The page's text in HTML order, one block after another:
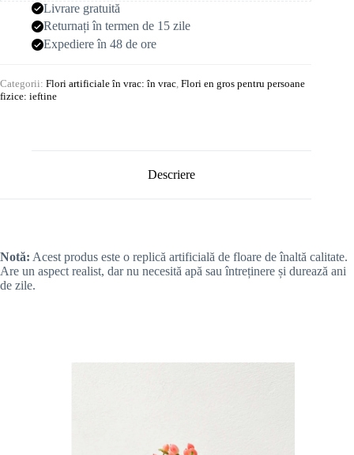
Livrare gratuită
Returnați în termen de 15 zile
Expediere în 48 de ore
Categorii: Flori artificiale în vrac: în vrac, Flori en gros pentru persoane
fizice: ieftine
Descriere
Notă: Acest produs este o replică artificială de floare de înaltă calitate.
Are un aspect realist, dar nu necesită apă sau întreținere și durează ani
de zile.